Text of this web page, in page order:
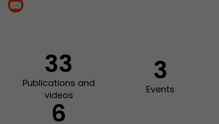
33
Publications and
videos
3
Events
6